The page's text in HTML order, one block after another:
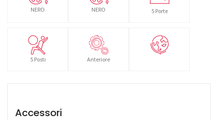
NERO NERO 5 Porte
5 Posti Anteriore
Accessori